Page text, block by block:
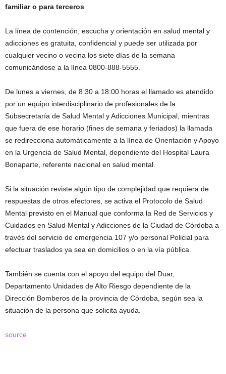
familiar o para terceros
La línea de contención, escucha y orientación en salud mental y
adicciones es gratuita, confidencial y puede ser utilizada por
cualquier vecino o vecina los siete días de la semana
comunicándose a la línea 0800-888-5555.
De lunes a viernes, de 8:30 a 18:00 horas el llamado es atendido
por un equipo interdisciplinario de profesionales de la
Subsecretaría de Salud Mental y Adicciones Municipal, mientras
que fuera de ese horario (fines de semana y feriados) la llamada
se redirecciona automáticamente a la línea de Orientación y Apoyo
en la Urgencia de Salud Mental, dependiente del Hospital Laura
Bonaparte, referente nacional en salud mental.
Si la situación reviste algún tipo de complejidad que requiera de
respuestas de otros efectores, se activa el Protocolo de Salud
Mental previsto en el Manual que conforma la Red de Servicios y
Cuidados en Salud Mental y Adicciones de la Ciudad de Córdoba a
través del servicio de emergencia 107 y/o personal Policial para
efectuar traslados ya sea en domicilios o en la vía pública.
También se cuenta con el apoyo del equipo del Duar,
Departamento Unidades de Alto Riesgo dependiente de la
Dirección Bomberos de la provincia de Córdoba, según sea la
situación de la persona que solicita ayuda.
source